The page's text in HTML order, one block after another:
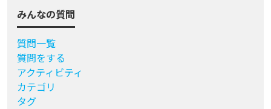
みんなの質問
質問一覧
質問をする
アクティビティ
カテゴリ
タグ